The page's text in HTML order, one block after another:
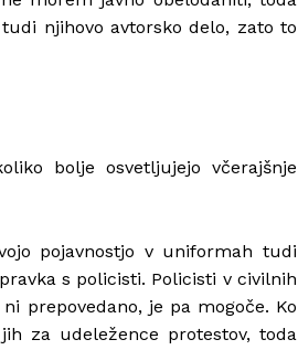
njihovo avtorsko delo, zato to
bolje osvetljujejo včerajšnje
pojavnostjo v uniformah tudi
s policisti. Policisti v civilnih
prepovedano, je pa mogoče. Ko
za udeležence protestov, toda